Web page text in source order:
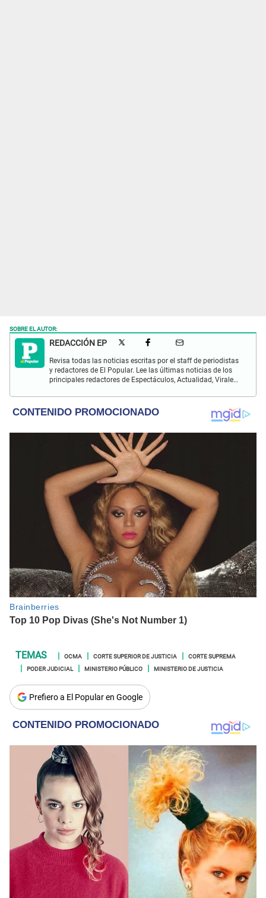
SOBRE EL AUTOR:
REDACCIÓN EP
Revisa todas las noticias escritas por el staff de periodistas
y redactores de El Popular. Lee las últimas noticias de los
principales redactores de Espectáculos, Actualidad, Virales,
OCMA CORTE SUPERIOR DE JUSTICIA
CORTE SUPREMA
PODER JUDICIAL
MINISTERIO PÚBLICO MINISTERIO DE JUSTICIA
Prefiero a El Popular en Google